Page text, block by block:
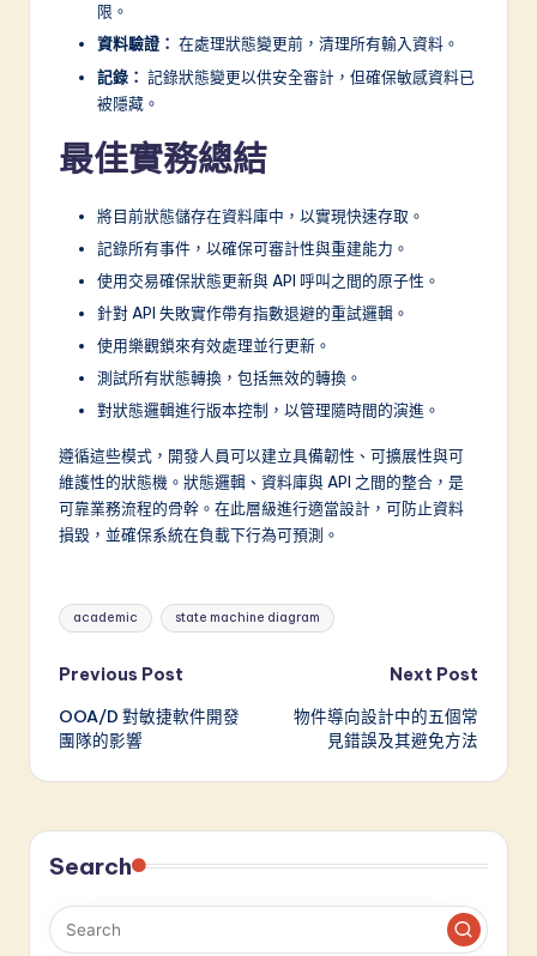
限。
資料驗證： 在處理狀態變更前，清理所有輸入資料。
記錄： 記錄狀態變更以供安全審計，但確保敏感資料已
被隱藏。
最佳實務總結
將目前狀態儲存在資料庫中，以實現快速存取。
記錄所有事件，以確保可審計性與重建能力。
使用交易確保狀態更新與 API 呼叫之間的原子性。
針對 API 失敗實作帶有指數退避的重試邏輯。
使用樂觀鎖來有效處理並行更新。
測試所有狀態轉換，包括無效的轉換。
對狀態邏輯進行版本控制，以管理隨時間的演進。
遵循這些模式，開發人員可以建立具備韌性、可擴展性與可
維護性的狀態機。狀態邏輯、資料庫與 API 之間的整合，是
可靠業務流程的骨幹。在此層級進行適當設計，可防止資料
損毀，並確保系統在負載下行為可預測。
Tags:
academic state machine diagram
Post
navigation
Previous Post
OOA/D 對敏捷軟件開發
團隊的影響
Next Post
物件導向設計中的五個常
見錯誤及其避免方法
Search